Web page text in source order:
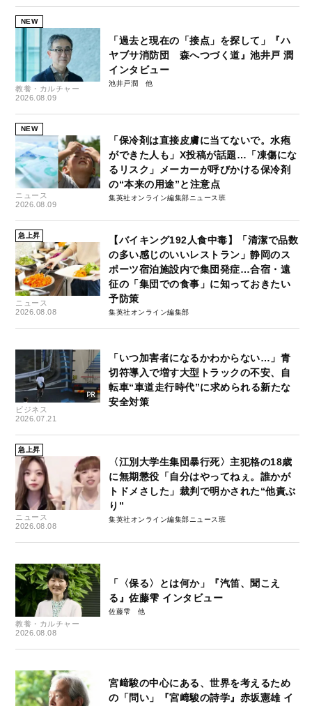
NEW
教養・カルチャー
2026.08.09
「過去と現在の「接点」を探して」『ハ
ヤブサ消防団 森へつづく道』池井戸 潤
インタビュー
池井戸潤
NEW
ニュース
2026.08.09
「保冷剤は直接皮膚に当てないで。水疱
ができた人も」X投稿が話題…「凍傷にな
るリスク」メーカーが呼びかける保冷剤
の“本来の用途”と注意点
集英社オンライン編集部ニュース班
急上昇
ニュース
2026.08.08
【バイキング192人食中毒】「清潔で品数
の多い感じのいいレストラン」静岡のス
ポーツ宿泊施設内で集団発症…合宿・遠
征の「集団での食事」に知っておきたい
予防策
集英社オンライン編集部
ビジネス
2026.07.21
「いつ加害者になるかわからない…」青
切符導入で増す大型トラックの不安、自
転車“車道走行時代”に求められる新たな
安全対策
急上昇
ニュース
2026.08.08
〈江別大学生集団暴行死〉主犯格の18歳
に無期懲役「自分はやってねぇ。誰かが
トドメさした」裁判で明かされた“他責ぶ
り”
集英社オンライン編集部ニュース班
教養・カルチャー
2026.08.08
「〈保る〉とは何か」『汽笛、聞こえ
る』佐藤雫 インタビュー
佐藤雫
宮﨑駿の中心にある、世界を考えるため
の「問い」『宮﨑駿の詩学』赤坂憲雄 イ